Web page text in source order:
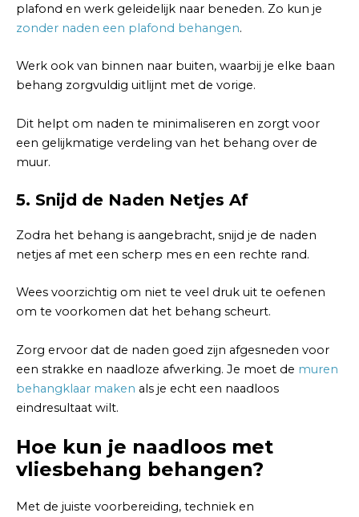
plafond en werk geleidelijk naar beneden. Zo kun je
zonder naden een plafond behangen.
Werk ook van binnen naar buiten, waarbij je elke baan
behang zorgvuldig uitlijnt met de vorige.
Dit helpt om naden te minimaliseren en zorgt voor
een gelijkmatige verdeling van het behang over de
muur.
5. Snijd de Naden Netjes Af
Zodra het behang is aangebracht, snijd je de naden
netjes af met een scherp mes en een rechte rand.
Wees voorzichtig om niet te veel druk uit te oefenen
om te voorkomen dat het behang scheurt.
Zorg ervoor dat de naden goed zijn afgesneden voor
een strakke en naadloze afwerking. Je moet de muren
behangklaar maken als je echt een naadloos
eindresultaat wilt.
Hoe kun je naadloos met
vliesbehang behangen?
Met de juiste voorbereiding, techniek en